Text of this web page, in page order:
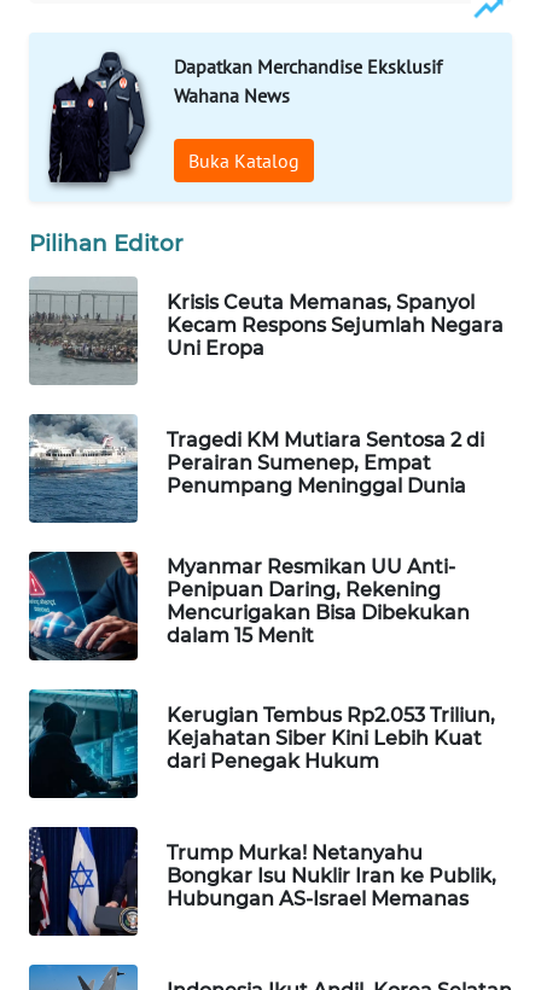
Dapatkan Merchandise Eksklusif
Wahana News
Buka Katalog
Pilihan Editor
Krisis Ceuta Memanas, Spanyol
Kecam Respons Sejumlah Negara
Uni Eropa
Tragedi KM Mutiara Sentosa 2 di
Perairan Sumenep, Empat
Penumpang Meninggal Dunia
Myanmar Resmikan UU Anti-
Penipuan Daring, Rekening
Mencurigakan Bisa Dibekukan
dalam 15 Menit
Kerugian Tembus Rp2.053 Triliun,
Kejahatan Siber Kini Lebih Kuat
dari Penegak Hukum
Trump Murka! Netanyahu
Bongkar Isu Nuklir Iran ke Publik,
Hubungan AS-Israel Memanas
WN
NATUNA
WN
BINTAN
MANDALIKA
WN
LIKUPANG
LABUANBAJO
WN
BORNEO
Wahana
Media
Group
NEWS
WAHANA
TANI
WAHANA
ADVOKAT
WAHANA
INFRASTRUKTUR